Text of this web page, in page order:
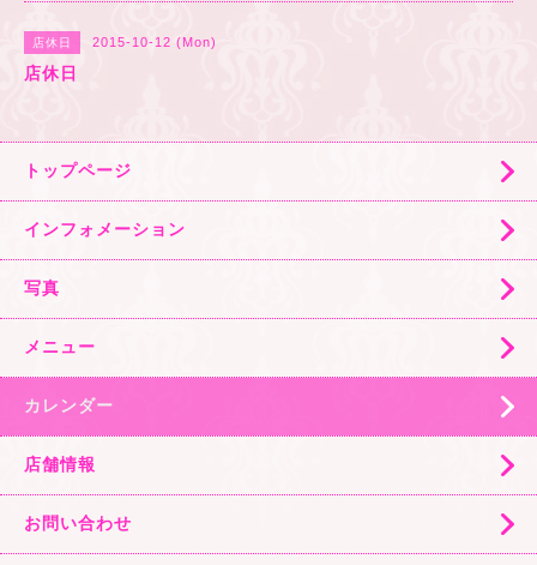
店休日 2015-10-12 (Mon)
店休日
トップページ
インフォメーション
写真
メニュー
カレンダー
店舗情報
お問い合わせ